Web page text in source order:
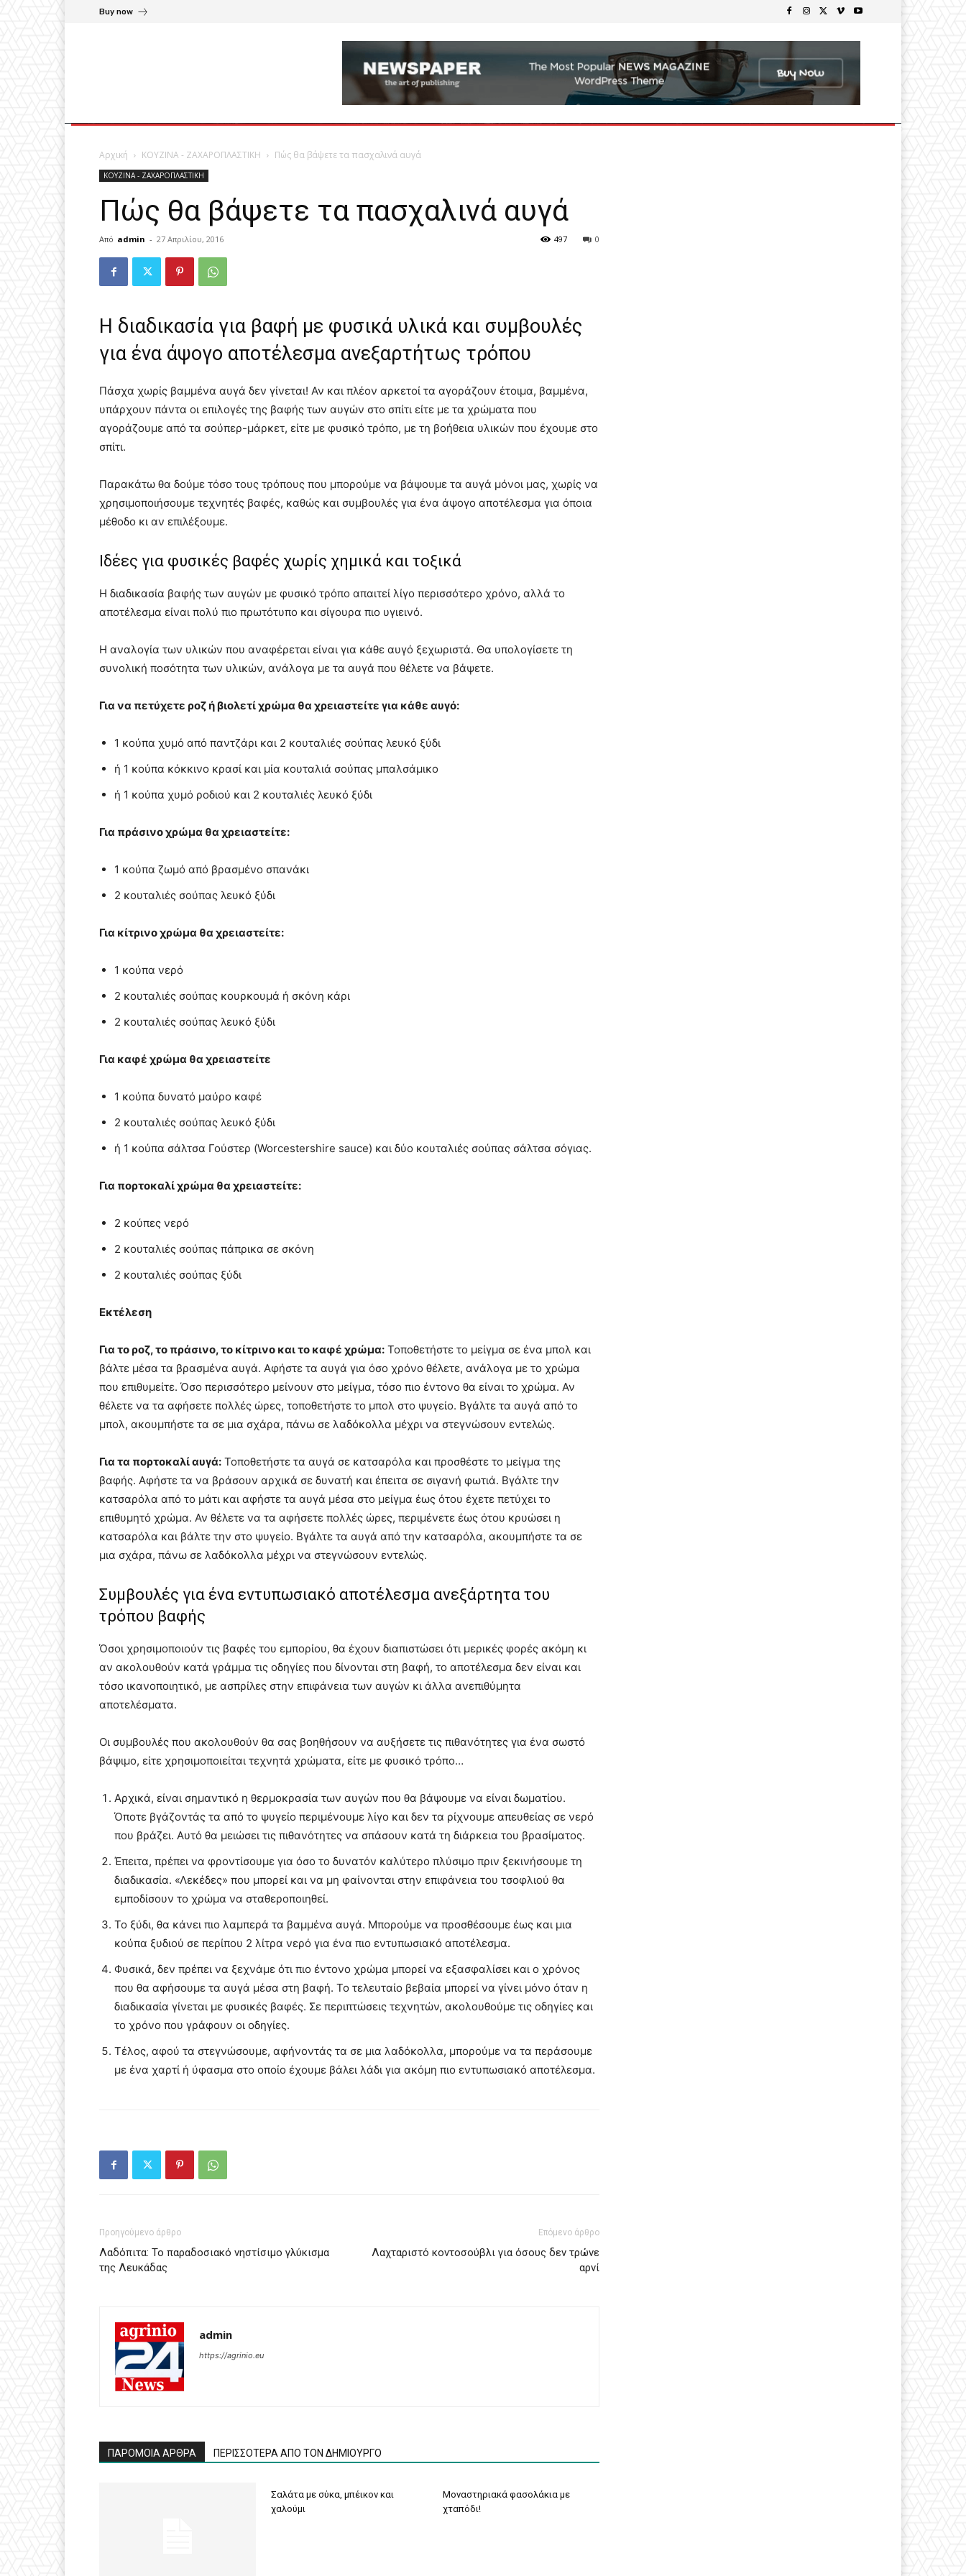
Buy now
Αρχική ΚΟΥΖΙΝΑ - ΖΑΧΑΡΟΠΛΑΣΤΙΚΗ Πώς θα βάψετε τα πασχαλινά αυγά
ΚΟΥΖΙΝΑ - ΖΑΧΑΡΟΠΛΑΣΤΙΚΗ
Πώς θα βάψετε τα πασχαλινά αυγά
Από admin - 27 Απριλίου, 2016 0
497
Η διαδικασία για βαφή με φυσικά υλικά και συμβουλές
για ένα άψογο αποτέλεσμα ανεξαρτήτως τρόπου
Πάσχα χωρίς βαμμένα αυγά δεν γίνεται! Αν και πλέον αρκετοί τα αγοράζουν έτοιμα, βαμμένα,
υπάρχουν πάντα οι επιλογές της βαφής των αυγών στο σπίτι είτε με τα χρώματα που
αγοράζουμε από τα σούπερ-μάρκετ, είτε με φυσικό τρόπο, με τη βοήθεια υλικών που έχουμε στο
σπίτι.
Παρακάτω θα δούμε τόσο τους τρόπους που μπορούμε να βάψουμε τα αυγά μόνοι μας, χωρίς να
χρησιμοποιήσουμε τεχνητές βαφές, καθώς και συμβουλές για ένα άψογο αποτέλεσμα για όποια
μέθοδο κι αν επιλέξουμε.
Ιδέες για φυσικές βαφές χωρίς χημικά και τοξικά
Η διαδικασία βαφής των αυγών με φυσικό τρόπο απαιτεί λίγο περισσότερο χρόνο, αλλά το
αποτέλεσμα είναι πολύ πιο πρωτότυπο και σίγουρα πιο υγιεινό.
Η αναλογία των υλικών που αναφέρεται είναι για κάθε αυγό ξεχωριστά. Θα υπολογίσετε τη
συνολική ποσότητα των υλικών, ανάλογα με τα αυγά που θέλετε να βάψετε.
Για να πετύχετε ροζ ή βιολετί χρώμα θα χρειαστείτε για κάθε αυγό:
1 κούπα χυμό από παντζάρι και 2 κουταλιές σούπας λευκό ξύδι
ή 1 κούπα κόκκινο κρασί και μία κουταλιά σούπας μπαλσάμικο
ή 1 κούπα χυμό ροδιού και 2 κουταλιές λευκό ξύδι
Για πράσινο χρώμα θα χρειαστείτε:
1 κούπα ζωμό από βρασμένο σπανάκι
2 κουταλιές σούπας λευκό ξύδι
Για κίτρινο χρώμα θα χρειαστείτε:
1 κούπα νερό
2 κουταλιές σούπας κουρκουμά ή σκόνη κάρι
2 κουταλιές σούπας λευκό ξύδι
Για καφέ χρώμα θα χρειαστείτε
1 κούπα δυνατό μαύρο καφέ
2 κουταλιές σούπας λευκό ξύδι
ή 1 κούπα σάλτσα Γούστερ (Worcestershire sauce) και δύο κουταλιές σούπας σάλτσα σόγιας.
Για πορτοκαλί χρώμα θα χρειαστείτε:
2 κούπες νερό
2 κουταλιές σούπας πάπρικα σε σκόνη
2 κουταλιές σούπας ξύδι
Εκτέλεση
Για το ροζ, το πράσινο, το κίτρινο και το καφέ χρώμα: Τοποθετήστε το μείγμα σε ένα μπολ και
βάλτε μέσα τα βρασμένα αυγά. Αφήστε τα αυγά για όσο χρόνο θέλετε, ανάλογα με το χρώμα
που επιθυμείτε. Όσο περισσότερο μείνουν στο μείγμα, τόσο πιο έντονο θα είναι το χρώμα. Αν
θέλετε να τα αφήσετε πολλές ώρες, τοποθετήστε το μπολ στο ψυγείο. Βγάλτε τα αυγά από το
μπολ, ακουμπήστε τα σε μια σχάρα, πάνω σε λαδόκολλα μέχρι να στεγνώσουν εντελώς.
Για τα πορτοκαλί αυγά: Τοποθετήστε τα αυγά σε κατσαρόλα και προσθέστε το μείγμα της
βαφής. Αφήστε τα να βράσουν αρχικά σε δυνατή και έπειτα σε σιγανή φωτιά. Βγάλτε την
κατσαρόλα από το μάτι και αφήστε τα αυγά μέσα στο μείγμα έως ότου έχετε πετύχει το
επιθυμητό χρώμα. Αν θέλετε να τα αφήσετε πολλές ώρες, περιμένετε έως ότου κρυώσει η
κατσαρόλα και βάλτε την στο ψυγείο. Βγάλτε τα αυγά από την κατσαρόλα, ακουμπήστε τα σε
μια σχάρα, πάνω σε λαδόκολλα μέχρι να στεγνώσουν εντελώς.
Συμβουλές για ένα εντυπωσιακό αποτέλεσμα ανεξάρτητα του
τρόπου βαφής
Όσοι χρησιμοποιούν τις βαφές του εμπορίου, θα έχουν διαπιστώσει ότι μερικές φορές ακόμη κι
αν ακολουθούν κατά γράμμα τις οδηγίες που δίνονται στη βαφή, το αποτέλεσμα δεν είναι και
τόσο ικανοποιητικό, με ασπρίλες στην επιφάνεια των αυγών κι άλλα ανεπιθύμητα
αποτελέσματα.
Οι συμβουλές που ακολουθούν θα σας βοηθήσουν να αυξήσετε τις πιθανότητες για ένα σωστό
βάψιμο, είτε χρησιμοποιείται τεχνητά χρώματα, είτε με φυσικό τρόπο…
Αρχικά, είναι σημαντικό η θερμοκρασία των αυγών που θα βάψουμε να είναι δωματίου.
Όποτε βγάζοντάς τα από το ψυγείο περιμένουμε λίγο και δεν τα ρίχνουμε απευθείας σε νερό
που βράζει. Αυτό θα μειώσει τις πιθανότητες να σπάσουν κατά τη διάρκεια του βρασίματος.
Έπειτα, πρέπει να φροντίσουμε για όσο το δυνατόν καλύτερο πλύσιμο πριν ξεκινήσουμε τη
διαδικασία. «Λεκέδες» που μπορεί και να μη φαίνονται στην επιφάνεια του τσοφλιού θα
εμποδίσουν το χρώμα να σταθεροποιηθεί.
Το ξύδι, θα κάνει πιο λαμπερά τα βαμμένα αυγά. Μπορούμε να προσθέσουμε έως και μια
κούπα ξυδιού σε περίπου 2 λίτρα νερό για ένα πιο εντυπωσιακό αποτέλεσμα.
Φυσικά, δεν πρέπει να ξεχνάμε ότι πιο έντονο χρώμα μπορεί να εξασφαλίσει και ο χρόνος
που θα αφήσουμε τα αυγά μέσα στη βαφή. Το τελευταίο βεβαία μπορεί να γίνει μόνο όταν η
διαδικασία γίνεται με φυσικές βαφές. Σε περιπτώσεις τεχνητών, ακολουθούμε τις οδηγίες και
το χρόνο που γράφουν οι οδηγίες.
Τέλος, αφού τα στεγνώσουμε, αφήνοντάς τα σε μια λαδόκολλα, μπορούμε να τα περάσουμε
με ένα χαρτί ή ύφασμα στο οποίο έχουμε βάλει λάδι για ακόμη πιο εντυπωσιακό αποτέλεσμα.
Προηγούμενο άρθρο
Λαδόπιτα: Το παραδοσιακό νηστίσιμο γλύκισμα
της Λευκάδας
Επόμενο άρθρο
Λαχταριστό κοντοσούβλι για όσους δεν τρώνε
αρνί
admin
https://agrinio.eu
ΠΑΡΟΜΟΙΑ ΑΡΘΡΑ ΠΕΡΙΣΣΟΤΕΡΑ ΑΠΟ ΤΟΝ ΔΗΜΙΟΥΡΓΟ
Σαλάτα με σύκα, μπέικον και
χαλούμι
Μοναστηριακά φασολάκια με
χταπόδι!